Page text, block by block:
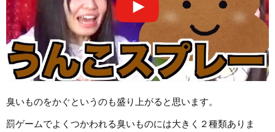
臭いものをかぐというのも盛り上がると思います。
罰ゲームでよくつかわれる臭いものには大きく２種類ありま